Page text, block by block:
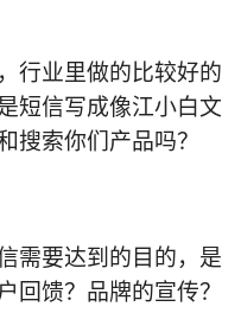
行业里做的比较好的
短信写成像江小白文
搜索你们产品吗？
需要达到的目的，是
回馈？品牌的宣传？